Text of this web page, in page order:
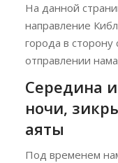
На данной
направление
города в
отправлении
Середина
ночи,
аяты
Под временем